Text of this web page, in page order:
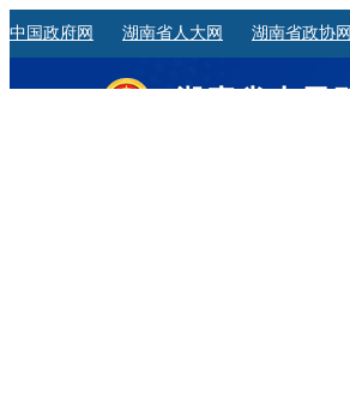
中国政府网 湖南省人大网 湖南省政协网